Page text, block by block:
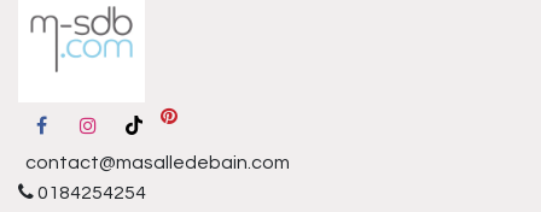
contact@masalledebain.com
0184254254